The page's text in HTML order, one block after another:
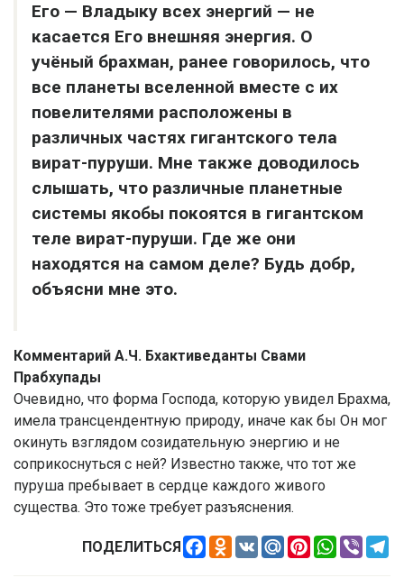
Его — Владыку всех энергий — не
касается Его внешняя энергия. О
учёный брахман, ранее говорилось, что
все планеты вселенной вместе с их
повелителями расположены в
различных частях гигантского тела
вират-пуруши. Мне также доводилось
слышать, что различные планетные
системы якобы покоятся в гигантском
теле вират-пуруши. Где же они
находятся на самом деле? Будь добр,
объясни мне это.
Комментарий А.Ч. Бхактиведанты Свами
Прабхупады
Очевидно, что форма Господа, которую увидел Брахма,
имела трансцендентную природу, иначе как бы Он мог
окинуть взглядом созидательную энергию и не
соприкоснуться с ней? Известно также, что тот же
пуруша пребывает в сердце каждого живого
существа. Это тоже требует разъяснения.
ПОДЕЛИТЬСЯ Facebook
Odnoklassniki
VK Mail.RuPinterestWhatsApp
Viber